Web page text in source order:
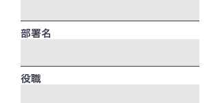
部署名
役職